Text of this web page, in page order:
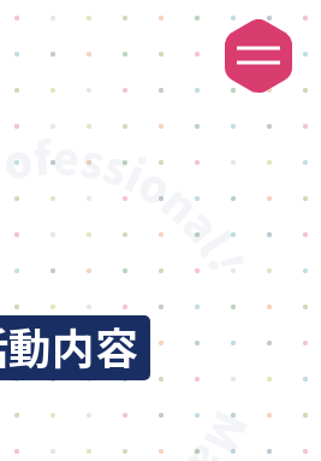
族の方へ
内容